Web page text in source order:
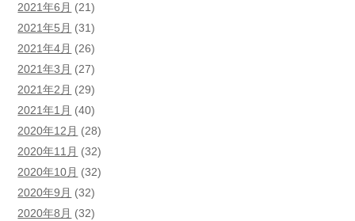
2021年6月 (21)
2021年5月 (31)
2021年4月 (26)
2021年3月 (27)
2021年2月 (29)
2021年1月 (40)
2020年12月 (28)
2020年11月 (32)
2020年10月 (32)
2020年9月 (32)
2020年8月 (32)